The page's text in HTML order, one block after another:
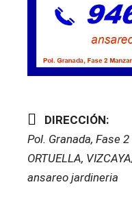
DIRECCIÓN:
Pol. Granada, Fase
ORTUELLA,
ansareo jardineria